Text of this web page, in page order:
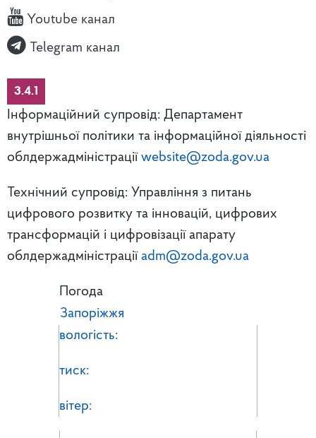
Youtube канал
Telegram канал
3.4.1
Інформаційний супровід: Департамент
внутрішньої політики та інформаційної діяльності
облдержадміністрації website@zoda.gov.ua
Технічний супровід: Управління з питань
цифрового розвитку та інновацій, цифрових
трансформацій і цифровізації апарату
облдержадміністрації adm@zoda.gov.ua
Погода
Запоріжжя
вологість:
тиск:
вітер: